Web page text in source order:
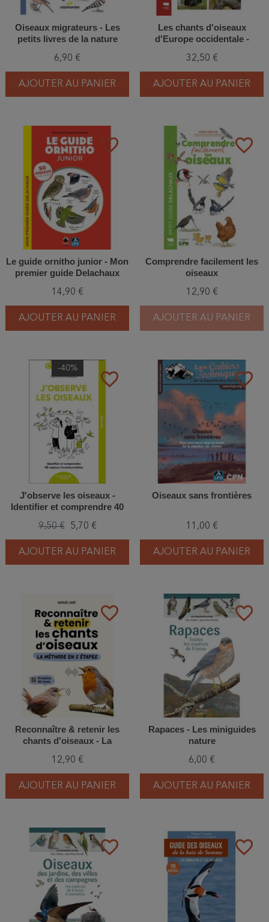
Oiseaux migrateurs - Les
petits livres de la nature
6,90 €
AJOUTER AU PANIER
Les chants d'oiseaux
d'Europe occidentale -
32,50 €
AJOUTER AU PANIER
favorite_border
Le guide ornitho junior - Mon
premier guide Delachaux
14,90 €
AJOUTER AU PANIER
favorite_border
Comprendre facilement les
oiseaux
12,90 €
AJOUTER AU PANIER
favorite_border
-40%
J'observe les oiseaux -
Identifier et comprendre 40
9,50 € 5,70 €
AJOUTER AU PANIER
favorite_border
Oiseaux sans frontières
11,00 €
AJOUTER AU PANIER
favorite_border
Reconnaître & retenir les
chants d'oiseaux - La
espèces et 180 chants
12,90 €
AJOUTER AU PANIER
favorite_border
Rapaces - Les miniguides
nature
6,00 €
AJOUTER AU PANIER
favorite_border favorite_border